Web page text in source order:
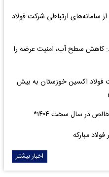
سامانه‌های ارتباطی شرکت فولاد
کاهش سطح آب، امنیت عرضه را
اکسین خوزستان به بیش
اخبار بیشتر